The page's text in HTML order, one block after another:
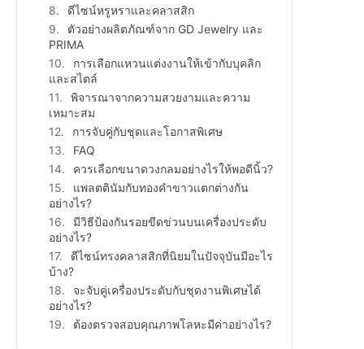
ดีไซน์หรูหราและคลาสสิก
ตัวอย่างผลิตภัณฑ์จาก GD Jewelry และ
PRIMA
การเลือกแหวนแต่งงานให้เข้ากับบุคลิก
และสไตล์
พิจารณาจากความสวยงามและความ
เหมาะสม
การจับคู่กับชุดและโอกาสพิเศษ
FAQ
ควรเลือกขนาดวงกลมอย่างไรให้พอดีนิ้ว?
แพลตตินัมกับทองคำขาวแตกต่างกัน
อย่างไร?
มีวิธีป้องกันรอยขีดข่วนบนเครื่องประดับ
อย่างไร?
ดีไซน์ทรงคลาสสิกที่นิยมในปัจจุบันมีอะไร
บ้าง?
จะจับคู่เครื่องประดับกับชุดงานพิเศษได้
อย่างไร?
ต้องตรวจสอบคุณภาพโลหะมีค่าอย่างไร?